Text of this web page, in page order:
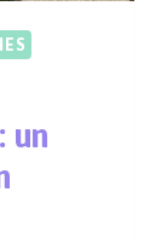
un